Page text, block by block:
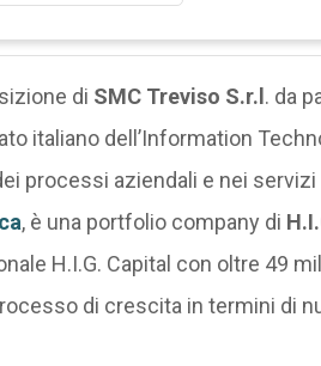
di SMC Treviso S.r.l. da
italiano dell’Information
processi aziendali e nei servizi
, è una portfolio company di
H.I.G. Capital con oltre 49
di crescita in termini di